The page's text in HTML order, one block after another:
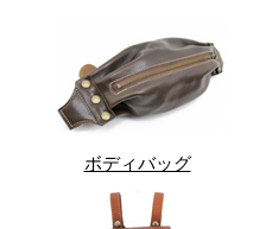
ボディバッグ